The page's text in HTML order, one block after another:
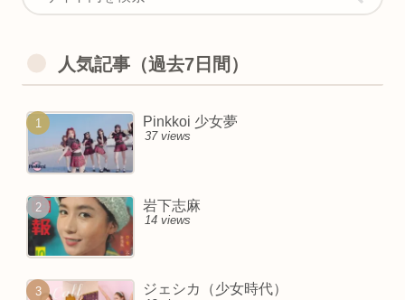
人気記事（過去7日間）
Pinkkoi 少女夢
37 views
岩下志麻
14 views
ジェシカ（少女時代）